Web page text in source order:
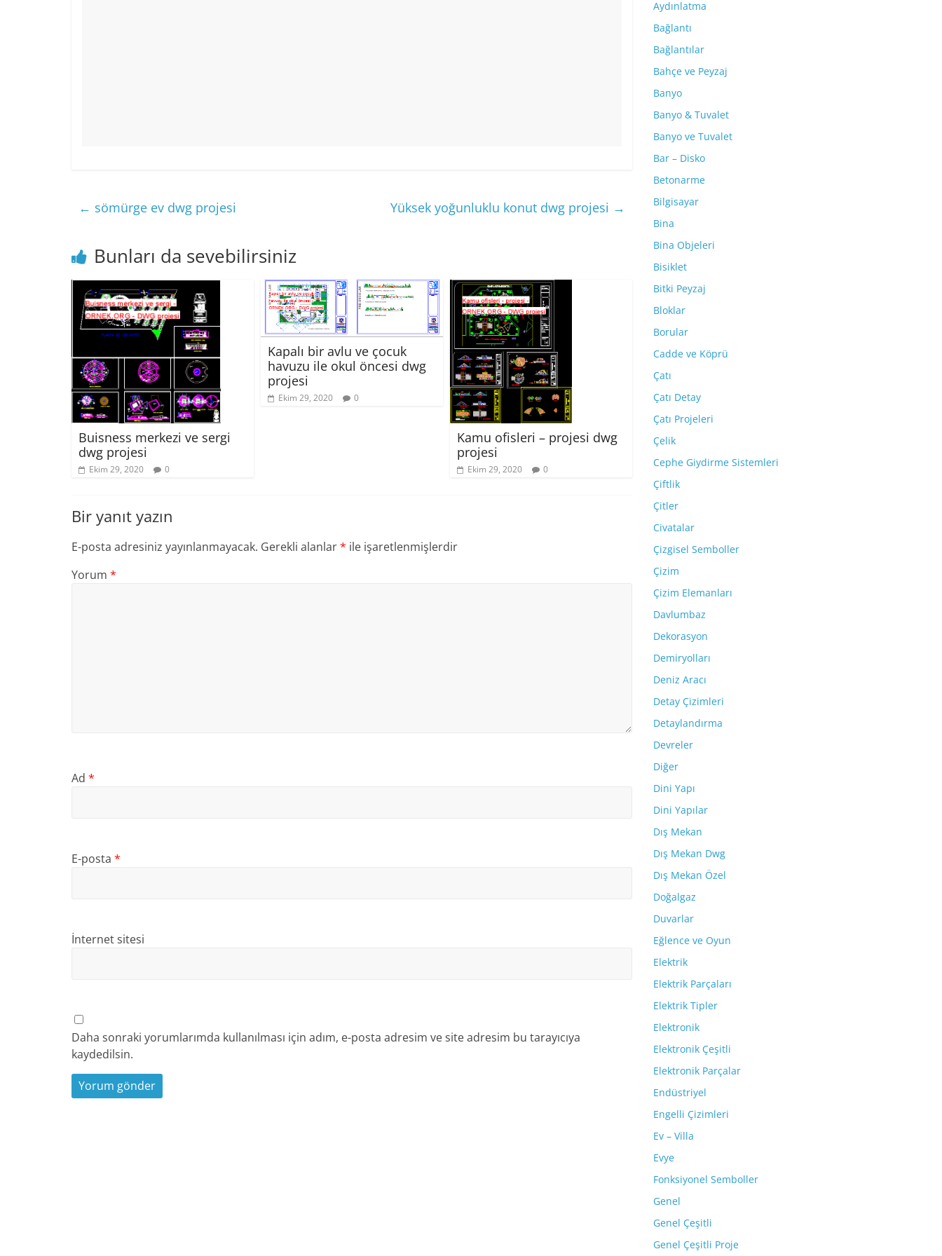
← sömürge ev dwg projesi Yüksek yoğunluklu konut dwg projesi →
Bunları da sevebilirsiniz
Buisness merkezi ve sergi
dwg projesi
Ekim 29, 2020 0
Kapalı bir avlu ve çocuk
havuzu ile okul öncesi dwg
projesi
Ekim 29, 2020 0
Kamu ofisleri – projesi dwg
projesi
Ekim 29, 2020 0
Bir yanıt yazın
E-posta adresiniz yayınlanmayacak. Gerekli alanlar* ile işaretlenmişlerdir
Yorum *
Ad *
E-posta *
İnternet sitesi
Daha sonraki yorumlarımda kullanılması için adım, e-posta adresim ve site adresim bu tarayıcıya
kaydedilsin.
Aydınlatma
Bağlantı
Bağlantılar
Bahçe ve Peyzaj
Banyo
Banyo & Tuvalet
Banyo ve Tuvalet
Bar – Disko
Betonarme
Bilgisayar
Bina
Bina Objeleri
Bisiklet
Bitki Peyzaj
Bloklar
Borular
Cadde ve Köprü
Çatı
Çatı Detay
Çatı Projeleri
Çelik
Cephe Giydirme Sistemleri
Çiftlik
Çitler
Civatalar
Çizgisel Semboller
Çizim
Çizim Elemanları
Davlumbaz
Dekorasyon
Demiryolları
Deniz Aracı
Detay Çizimleri
Detaylandırma
Devreler
Diğer
Dini Yapı
Dini Yapılar
Dış Mekan
Dış Mekan Dwg
Dış Mekan Özel
Doğalgaz
Duvarlar
Eğlence ve Oyun
Elektrik
Elektrik Parçaları
Elektrik Tipler
Elektronik
Elektronik Çeşitli
Elektronik Parçalar
Endüstriyel
Engelli Çizimleri
Ev – Villa
Evye
Fonksiyonel Semboller
Genel
Genel Çeşitli
Genel Çeşitli Proje